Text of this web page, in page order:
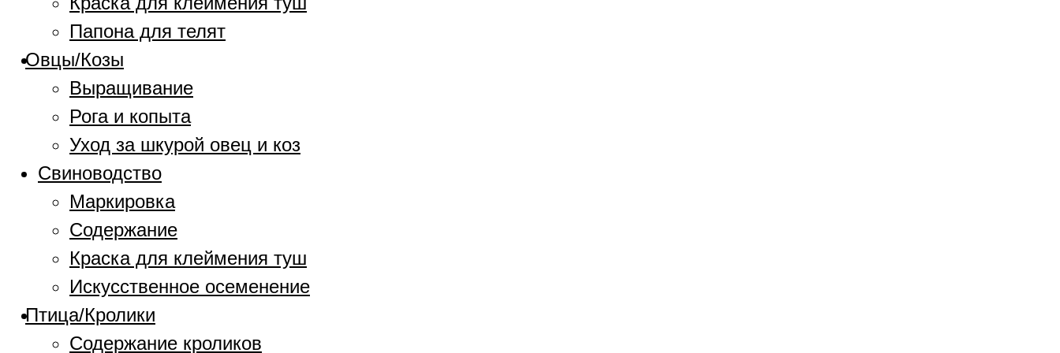
Папона для телят
Овцы/Козы
Выращивание
Рога и копыта
Уход за шкурой овец и коз
Свиноводство
Маркировка
Содержание
Краска для клеймения туш
Искусственное осеменение
Птица/Кролики
Содержание кроликов